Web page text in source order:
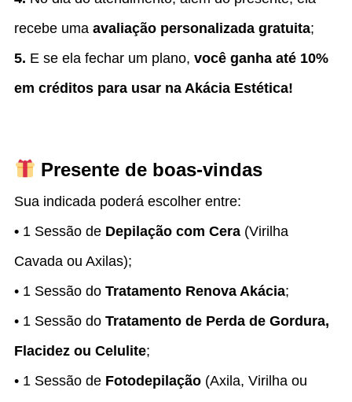
recebe uma avaliação personalizada gratuita;
5. E se ela fechar um plano, você ganha até 10%
em créditos para usar na Akácia Estética!
Presente de boas-vindas
Sua indicada poderá escolher entre:
• 1 Sessão de Depilação com Cera (Virilha
Cavada ou Axilas);
• 1 Sessão do Tratamento Renova Akácia;
• 1 Sessão do Tratamento de Perda de Gordura,
Flacidez ou Celulite;
• 1 Sessão de Fotodepilação (Axila, Virilha ou